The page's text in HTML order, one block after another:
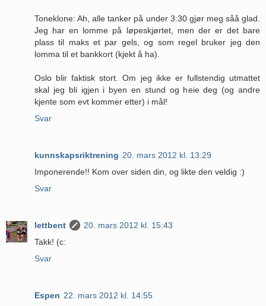
Toneklone: Ah, alle tanker på under 3:30 gjør meg såå glad.
Jeg har en lomme på løpeskjørtet, men der er det bare
plass til maks et par gels, og som regel bruker jeg den
lomma til et bankkort (kjekt å ha).
Oslo blir faktisk stort. Om jeg ikke er fullstendig utmattet
skal jeg bli igjen i byen en stund og heie deg (og andre
kjente som evt kommer etter) i mål!
Svar
kunnskapsriktrening 20. mars 2012 kl. 13:29
Imponerende!! Kom over siden din, og likte den veldig :)
Svar
lettbent
20. mars 2012 kl. 15:43
Takk! (c:
Svar
Espen 22. mars 2012 kl. 14:55